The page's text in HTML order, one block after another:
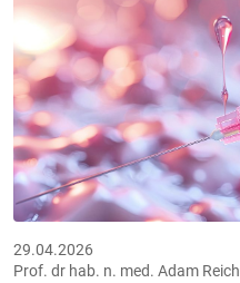
29.04.2026
Prof. dr hab. n. med. Adam Reich